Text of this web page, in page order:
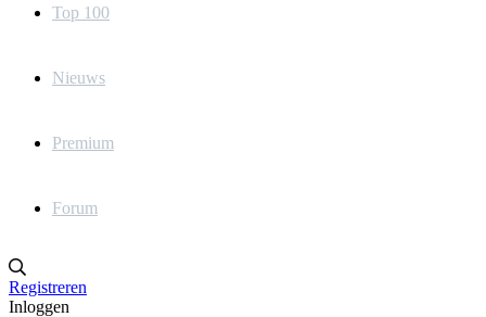
Top 100
Nieuws
Premium
Forum
Registreren
Inloggen